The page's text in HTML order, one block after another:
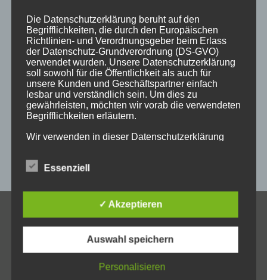
holzgeschenke holzpostkarten holzprodukte
holzschild holzschilder holzwaren individuell
kempten laser lasergravur lasergravuren messe
messestand post schild schilder schilder aus holz
sulzberg weihnachten weihnachtsgeschenke
weihnachtsmarkt
KONTAKT
Allgäuer Holzschilder
Inh. Jörg Schmid
Die Datenschutzerklärung beruht auf den
Begrifflichkeiten, die durch den Europäischen
Richtlinien- und Verordnungsgeber beim Erlass
der Datenschutz-Grundverordnung (DS-GVO)
verwendet wurden. Unsere Datenschutzerklärung
soll sowohl für die Öffentlichkeit als auch für
unsere Kunden und Geschäftspartner einfach
lesbar und verständlich sein. Um dies zu
gewährleisten, möchten wir vorab die verwendeten
Begrifflichkeiten erläutern.
Wir verwenden in dieser Datenschutzerklärung
Personenbezogene Daten sind alle Informationen,
die sich auf eine identifizierte oder identifizierbare
natürliche Person (im Folgenden „betroffene
Person") beziehen. Als identifizierbar wird eine
natürliche Person angesehen, die direkt oder
Essenziell
✓ Akzeptieren
Auswahl speichern
Personalisieren